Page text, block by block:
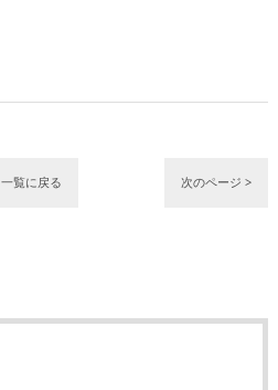
一覧に戻る 次のページ >